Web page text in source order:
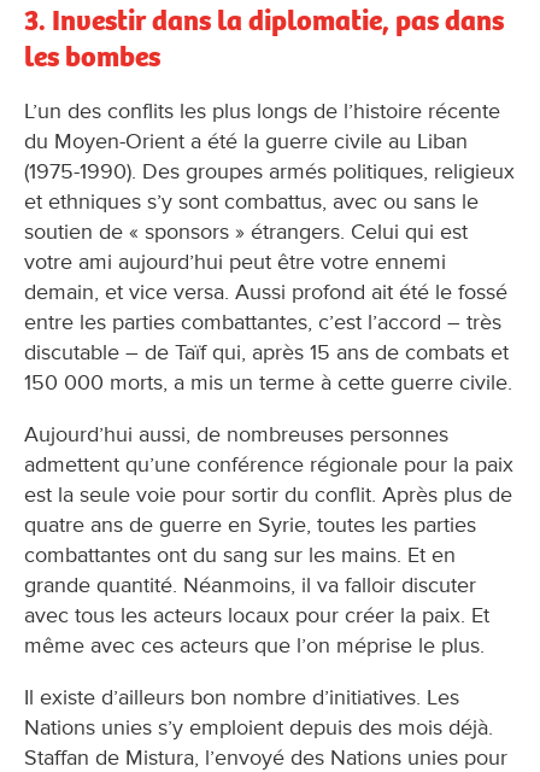
3. Investir dans la diplomatie, pas dans
les bombes
L’un des conflits les plus longs de l’histoire récente
du Moyen-Orient a été la guerre civile au Liban
(1975-1990). Des groupes armés politiques, religieux
et ethniques s’y sont combattus, avec ou sans le
soutien de « sponsors » étrangers. Celui qui est
votre ami aujourd’hui peut être votre ennemi
demain, et vice versa. Aussi profond ait été le fossé
entre les parties combattantes, c’est l’accord – très
discutable – de Taïf qui, après 15 ans de combats et
150 000 morts, a mis un terme à cette guerre civile.
Aujourd’hui aussi, de nombreuses personnes
admettent qu’une conférence régionale pour la paix
est la seule voie pour sortir du conflit. Après plus de
quatre ans de guerre en Syrie, toutes les parties
combattantes ont du sang sur les mains. Et en
grande quantité. Néanmoins, il va falloir discuter
avec tous les acteurs locaux pour créer la paix. Et
même avec ces acteurs que l’on méprise le plus.
Il existe d’ailleurs bon nombre d’initiatives. Les
Nations unies s’y emploient depuis des mois déjà.
Staffan de Mistura, l’envoyé des Nations unies pour